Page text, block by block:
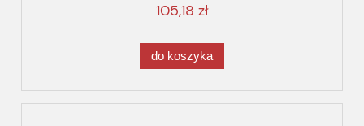
105,18 zł
do koszyka